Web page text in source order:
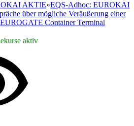
AKTIE»EQS-Adhoc: EUROKAI
über mögliche Veräußerung einer
Container Terminal
aktiv